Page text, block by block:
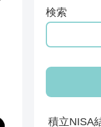
検索
積立NISA